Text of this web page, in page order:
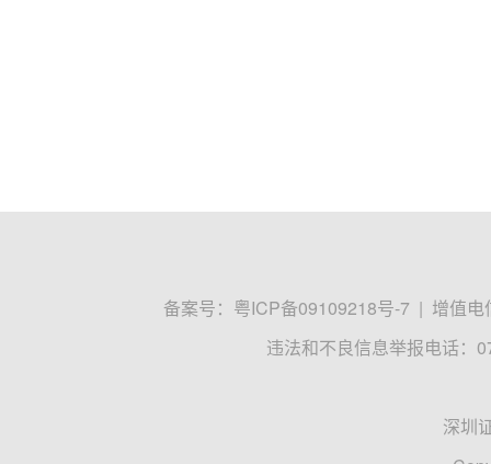
备案号： 粤ICP备09109218号-7 | 增值电
违法和不良信息举报电话：
深圳